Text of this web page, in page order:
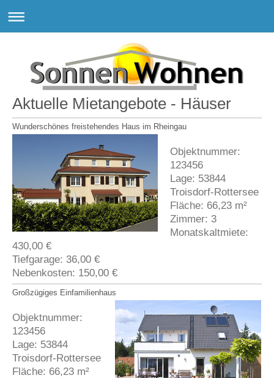
Aktuelle Mietangebote - Häuser
Wunderschönes freistehendes Haus im Rheingau
Objektnummer:
123456
Lage: 53844
Troisdorf-Rottersee
Fläche: 66,23 m²
Zimmer: 3
Monatskaltmiete:
430,00 €
Tiefgarage: 36,00 €
Nebenkosten: 150,00 €
Großzügiges Einfamilienhaus
Objektnummer:
123456
Lage: 53844
Troisdorf-Rottersee
Fläche: 66,23 m²